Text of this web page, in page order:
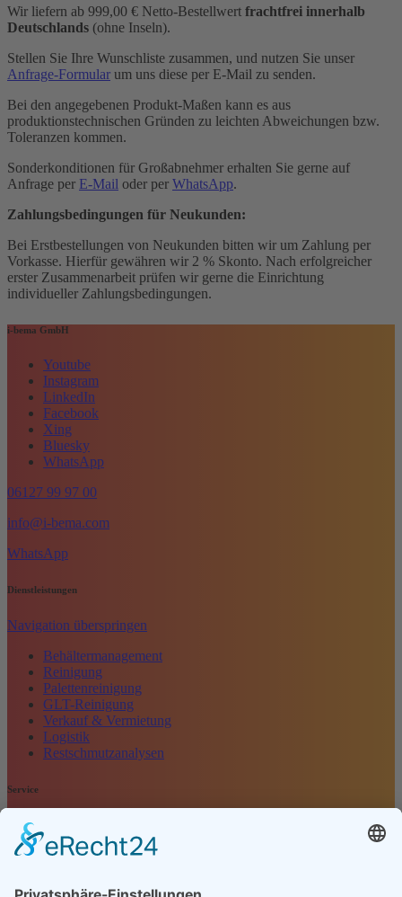
Wir liefern ab 999,00 € Netto-Bestellwert frachtfrei innerhalb
Deutschlands (ohne Inseln).
Stellen Sie Ihre Wunschliste zusammen, und nutzen Sie unser
Anfrage-Formular um uns diese per E-Mail zu senden.
Bei den angegebenen Produkt-Maßen kann es aus
produktionstechnischen Gründen zu leichten Abweichungen bzw.
Toleranzen kommen.
Sonderkonditionen für Großabnehmer erhalten Sie gerne auf
Anfrage per E-Mail oder per WhatsApp.
Zahlungsbedingungen für Neukunden:
Bei Erstbestellungen von Neukunden bitten wir um Zahlung per
Vorkasse. Hierfür gewähren wir 2 % Skonto. Nach erfolgreicher
erster Zusammenarbeit prüfen wir gerne die Einrichtung
individueller Zahlungsbedingungen.
i-bema GmbH
Youtube
Instagram
LinkedIn
Facebook
Xing
Bluesky
WhatsApp
06127 99 97 00
info@i-bema.com
WhatsApp
Dienstleistungen
Navigation überspringen
Behältermanagement
Reinigung
Palettenreinigung
GLT-Reinigung
Verkauf & Vermietung
Logistik
Restschmutzanalysen
Service
Navigation überspringen
Kontakt
Anfrage